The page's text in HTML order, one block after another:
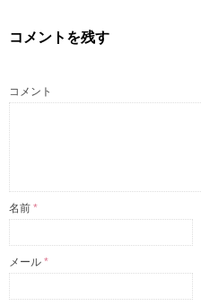
コメントを残す
コメント
名前 *
メール *